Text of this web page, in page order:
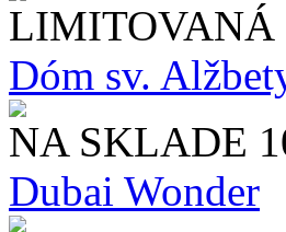
LIMITOVANÁ
Dóm sv.
NA SKLADE
Dubai Wonder